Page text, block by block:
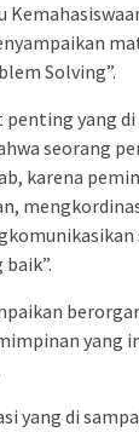
Solving”.
yang
seorang
karena
yang
yang di